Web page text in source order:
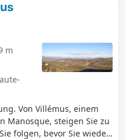
m
Von Villémus, einem
Manosque, steigen Sie zu
folgen, bevor Sie wieder